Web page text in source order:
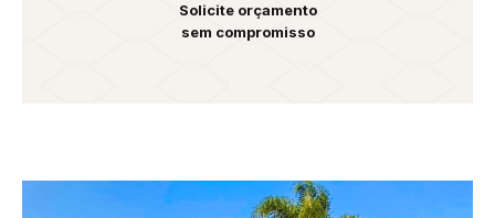
Solicite orçamento
sem compromisso